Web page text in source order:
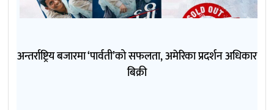
अन्तर्राष्ट्रिय बजारमा ‘पार्वती’को सफलता, अमेरिका प्रदर्शन अधिकार
बिक्री